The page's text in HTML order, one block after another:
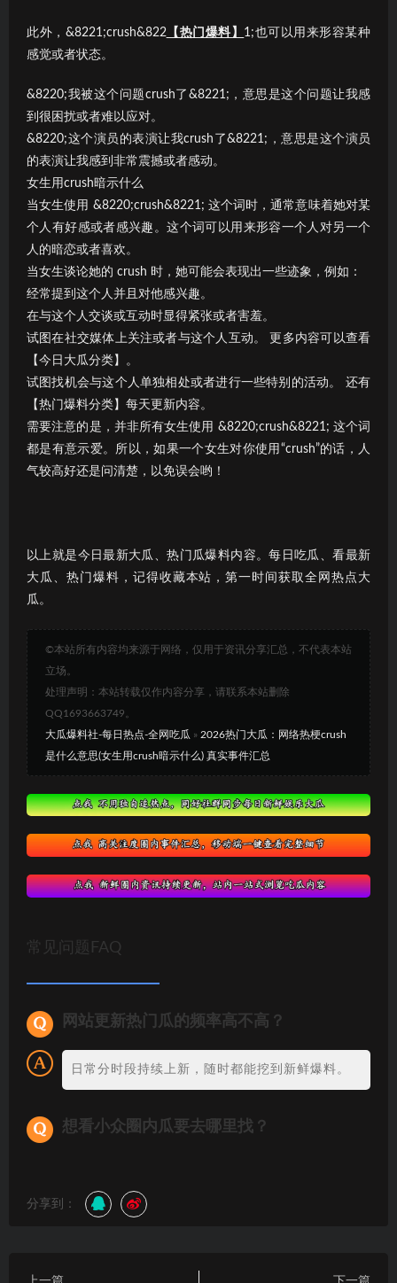
此外，&8221;crush&822 【热门爆料】 1;也可以用来形容某种
感觉或者状态。
&8220;我被这个问题crush了&8221;，意思是这个问题让我感
到很困扰或者难以应对。
&8220;这个演员的表演让我crush了&8221;，意思是这个演员
的表演让我感到非常震撼或者感动。
女生用crush暗示什么
当女生使用 &8220;crush&8221; 这个词时，通常意味着她对某
个人有好感或者感兴趣。这个词可以用来形容一个人对另一个
人的暗恋或者喜欢。
当女生谈论她的 crush 时，她可能会表现出一些迹象，例如：
经常提到这个人并且对他感兴趣。
在与这个人交谈或互动时显得紧张或者害羞。
试图在社交媒体上关注或者与这个人互动。 更多内容可以查看
【今日大瓜分类】。
试图找机会与这个人单独相处或者进行一些特别的活动。 还有
【热门爆料分类】每天更新内容。
需要注意的是，并非所有女生使用 &8220;crush&8221; 这个词
都是有意示爱。所以，如果一个女生对你使用“crush”的话，人
气较高好还是问清楚，以免误会哟！
以上就是今日最新大瓜、热门瓜爆料内容。每日吃瓜、看最新
大瓜、热门爆料，记得收藏本站，第一时间获取全网热点大
瓜。
©本站所有内容均来源于网络，仅用于资讯分享汇总，不代表本站
立场。
处理声明：本站转载仅作内容分享，请联系本站删除
QQ1693663749。
大瓜爆料社-每日热点-全网吃瓜 » 2026热门大瓜：网络热梗crush
是什么意思(女生用crush暗示什么) 真实事件汇总
常见问题FAQ
网站更新热门瓜的频率高不高？
日常分时段持续上新，随时都能挖到新鲜爆料。
想看小众圈内瓜要去哪里找？
分享到：